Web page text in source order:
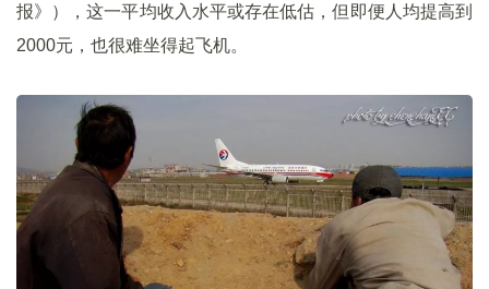
报》），这一平均收入水平或存在低估，但即便人均提高到
2000元，也很难坐得起飞机。